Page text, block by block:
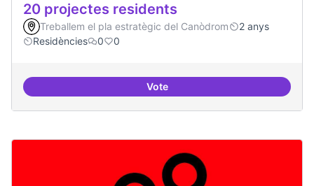
20 projectes residents
Treballem el pla estratègic del Canòdrom
2 anys
Residències
0 0
Vote20 projectes residents